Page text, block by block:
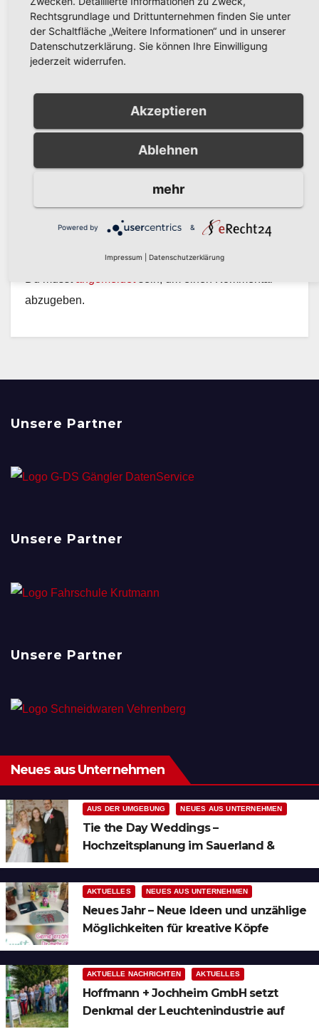
AKTUELLES
Donnerstag, 12. März 2026
Schreibe einen Kommentar
abzugeben.
Unsere Partner
Unsere Partner
Unsere Partner
Neues aus Unternehmen
AUS DER UMGEBUNG NEUES AUS UNTERNEHMEN
Tie the Day Weddings –
Hochzeitsplanung im Sauerland &
AKTUELLES NEUES AUS UNTERNEHMEN
Neues Jahr – Neue Ideen und unzählige
Möglichkeiten für kreative Köpfe
AKTUELLE NACHRICHTEN AKTUELLES
Hoffmann + Jochheim GmbH setzt
Denkmal der Leuchtenindustrie auf
Rechtsgrundlage und Drittunternehmen finden Sie unter
der Schaltfläche „Weitere Informationen“ und in unserer
Datenschutzerklärung. Sie können Ihre Einwilligung
jederzeit widerrufen.
Akzeptieren
Ablehnen
mehr
Powered by &
Impressum Datenschutzerklärung